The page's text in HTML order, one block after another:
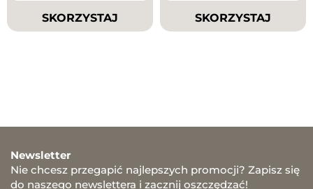
SKORZYSTAJ SKORZYSTAJ
Newsletter
Nie chcesz przegapić najlepszych promocji? Zapisz się
do naszego newslettera i zacznij oszczędzać!